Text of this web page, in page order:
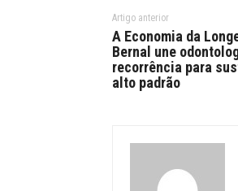
Artigo anterior
A Economia da
Bernal une
recorrência para
alto padrão